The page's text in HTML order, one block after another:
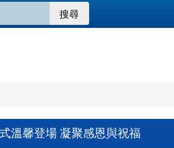
搜尋
溫馨登場 凝聚感恩與祝福